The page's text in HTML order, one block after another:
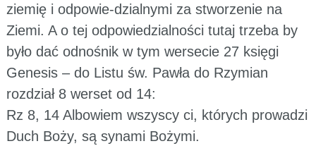
ziemię i odpowie-dzialnymi za stworzenie na
Ziemi. A o tej odpowiedzialności tutaj trzeba by
było dać odnośnik w tym wersecie 27 księgi
Genesis – do Listu św. Pawła do Rzymian
rozdział 8 werset od 14:
Rz 8, 14 Albowiem wszyscy ci, których prowadzi
Duch Boży, są synami Bożymi.